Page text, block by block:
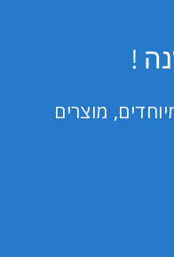
!
מוצרים